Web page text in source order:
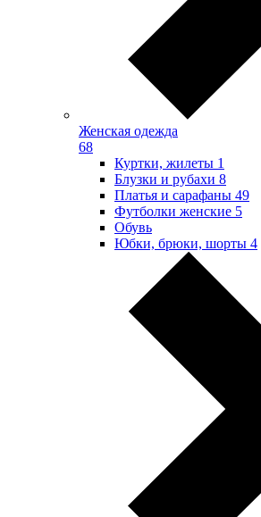
Женская одежда
68
Куртки, жилеты 1
Блузки и рубахи 8
Платья и сарафаны 49
Футболки женские 5
Обувь
Юбки, брюки, шорты 4